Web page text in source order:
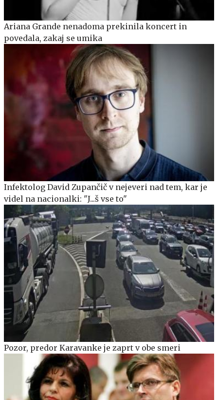
Ariana Grande nenadoma prekinila koncert in
povedala, zakaj se umika
Infektolog David Zupančič v nejeveri nad tem, kar je
videl na nacionalki: "J...š vse to"
Pozor, predor Karavanke je zaprt v obe smeri